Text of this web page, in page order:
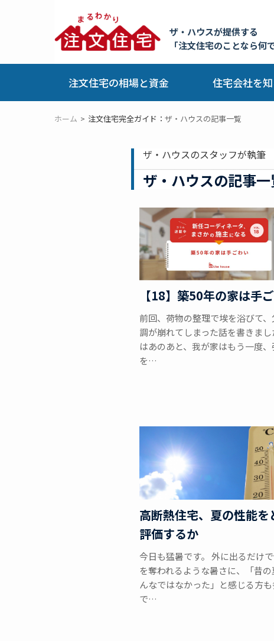
ザ・ハウスが提供する
「注文住宅のことなら何
注文住宅の相場と資金 住宅会社を
ホーム 注文住宅完全ガイド： ザ・ハウスの記事一覧
ザ・ハウスのスタッフが執筆
ザ・ハウスの記事
【18】築50年の家は手
前回、荷物の整理で埃を浴びて、
調が崩れてしまった話を書きまし
はあのあと、我が家はもう一度、
を…
高断熱住宅、夏の性能を
評価するか
今日も猛暑です。 外に出るだけ
を奪われるような暑さに、「昔の
んなではなかった」と感じる方も
で…